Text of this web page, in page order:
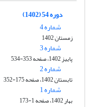
دوره 54 (1402)
شماره 4
زمستان 1402
شماره 3
پاییز 1402، صفحه 353-534
شماره 2
تابستان 1402، صفحه 175-352
شماره 1
بهار 1402، صفحه 1-173